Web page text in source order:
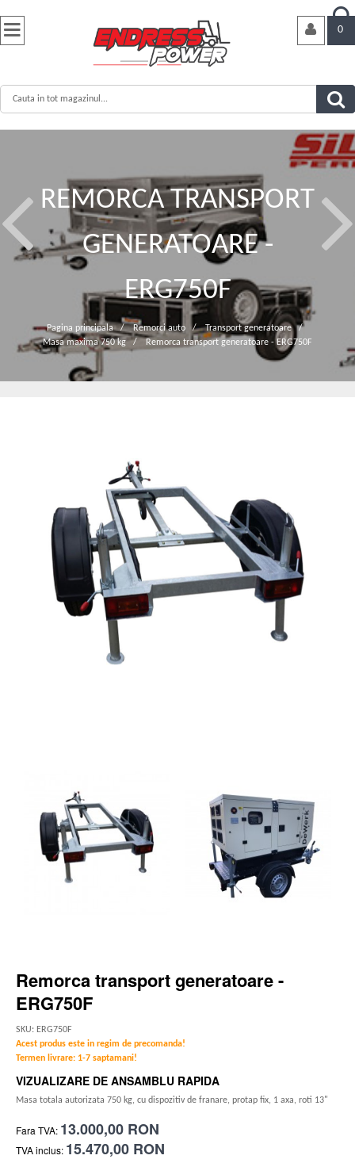

0

REMORCA TRANSPORT
GENERATOARE -
ERG750F
Pagina principala / Remorci auto / Transport generatoare
/
Masa maxima 750 kg
/ Remorca transport generatoare - ERG750F
Remorca transport generatoare -
ERG750F
SKU: ERG750F
Acest produs este in regim de precomanda!
Termen livrare: 1-7 saptamani!
VIZUALIZARE DE ANSAMBLU RAPIDA
Masa totala autorizata 750 kg, cu dispozitiv de franare, protap fix, 1 axa, roti 13"
Fara TVA: 13.000,00 RON
TVA inclus: 15.470,00 RON